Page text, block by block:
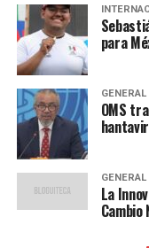
Por otro lado, la
que “sin un
reformas podrían
formación continua
las infraestructuras
preocupaciones
Esta no es la
para
GENERAL
OMS
GENERAL
La
Cambio